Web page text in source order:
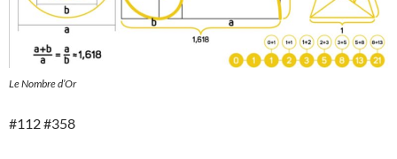
Le Nombre d’Or
#112 #358